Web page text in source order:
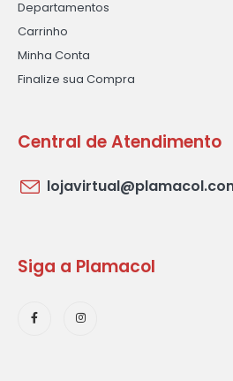
Departamentos
Carrinho
Minha Conta
Finalize sua Compra
Central de Atendimento
Siga a Plamacol